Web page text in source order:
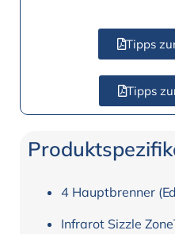
Tipps
Tipps
4 Hauptbrenner
Infrarot Sizzle